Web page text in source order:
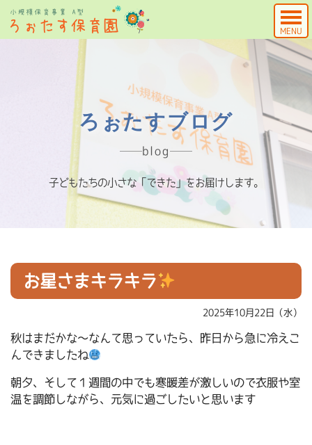
MENU
ろぉたすブログ
blog
子どもたちの小さな「できた」をお届けします。
お星さまキラキラ
2025年10月22日（水）
秋はまだかな～なんて思っていたら、昨日から急に冷えこ
んできましたね
朝夕、そして１週間の中でも寒暖差が激しいので衣服や室
温を調節しながら、元気に過ごしたいと思います